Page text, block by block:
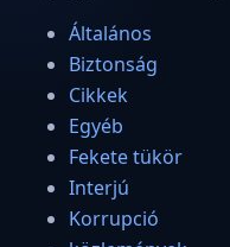
Általános
Biztonság
Cikkek
Egyéb
Fekete tükör
Interjú
Korrupció